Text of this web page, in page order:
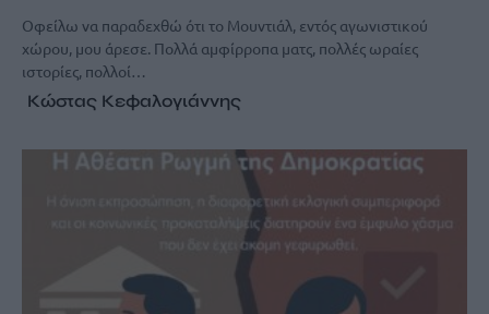
Οφείλω να παραδεχθώ ότι το Μουντιάλ, εντός αγωνιστικού
χώρου, μου άρεσε. Πολλά αμφίρροπα ματς, πολλές ωραίες
ιστορίες, πολλοί…
Κώστας Κεφαλογιάννης